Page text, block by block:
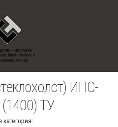
ИПС-
ТУ
категория: